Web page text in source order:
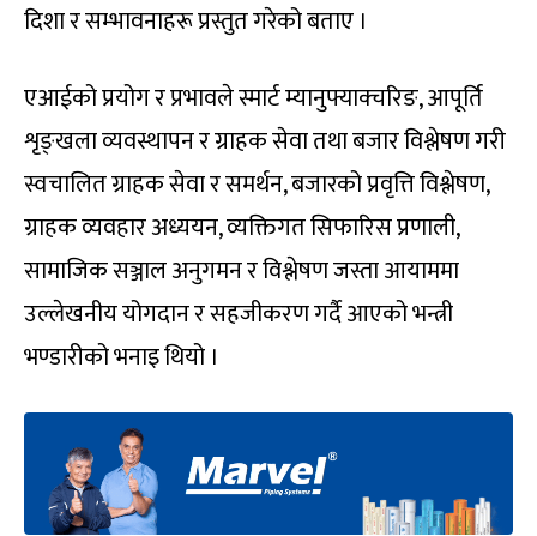
दिशा र सम्भावनाहरू प्रस्तुत गरेको बताए ।
एआईको प्रयोग र प्रभावले स्मार्ट म्यानुफ्याक्चरिङ, आपूर्ति
शृङ्खला व्यवस्थापन र ग्राहक सेवा तथा बजार विश्लेषण गरी
स्वचालित ग्राहक सेवा र समर्थन, बजारको प्रवृत्ति विश्लेषण,
ग्राहक व्यवहार अध्ययन, व्यक्तिगत सिफारिस प्रणाली,
सामाजिक सञ्जाल अनुगमन र विश्लेषण जस्ता आयाममा
उल्लेखनीय योगदान र सहजीकरण गर्दै आएको भन्त्री
भण्डारीको भनाइ थियो ।